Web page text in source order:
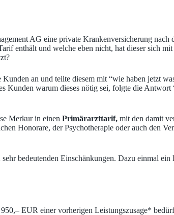
AG eine private Krankenversicherung
enthält und welche eben nicht, hat dieser sich
an und teilte diesem mit “wie haben jetzt
Kunden warum dieses nötig sei, folgte die
Merkur in einen Primärarzttarif, mit den damit
Honorare, der Psychotherapie oder auch den
bedeutenden Einschänkungen. Dazu einmal
EUR einer vorherigen Leistungszusage*